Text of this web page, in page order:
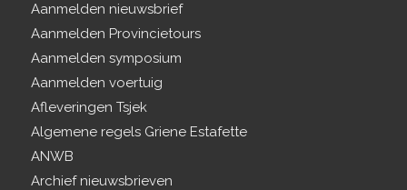
Aanmelden nieuwsbrief
Aanmelden Provincietours
Aanmelden symposium
Aanmelden voertuig
Afleveringen Tsjek
Algemene regels Griene Estafette
ANWB
Archief nieuwsbrieven